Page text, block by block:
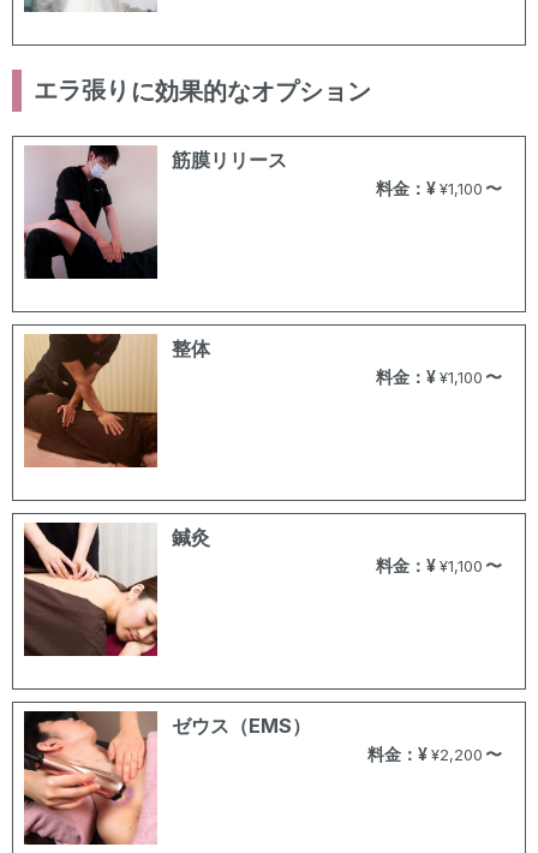
エラ張り に効果的なオプション
筋膜リリース
料金：¥¥1,100〜
整体
料金：¥¥1,100〜
鍼灸
料金：¥¥1,100〜
ゼウス（EMS）
料金：¥¥2,200〜